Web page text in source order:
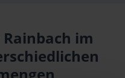
im